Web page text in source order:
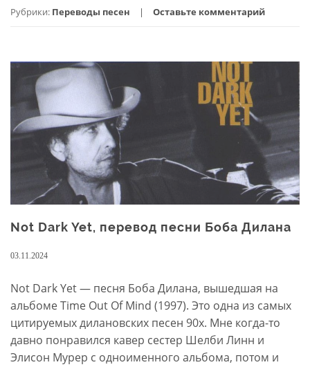
Falling
—
перевод
песни
Элвиса
Пресли
Рубрики: Переводы песен Оставьте комментарий
Not Dark Yet, перевод песни Боба Дилана
03.11.2024
Not Dark Yet — песня Боба Дилана, вышедшая на
альбоме Time Out Of Mind (1997). Это одна из самых
цитируемых дилановских песен 90х. Мне когда-то
давно понравился кавер сестер Шелби Линн и
Элисон Мурер с одноименного альбома, потом и